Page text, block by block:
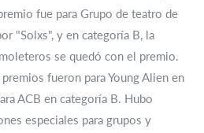
fue para Grupo de teatro de
"Solxs", y en categoría B, la
se quedó con el premio.
fueron para Young Alien en
ACB en categoría B. Hubo
especiales para grupos y